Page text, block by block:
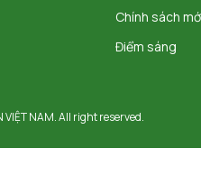
Chính sách
Điểm sáng
VIỆT NAM. All right reserved.